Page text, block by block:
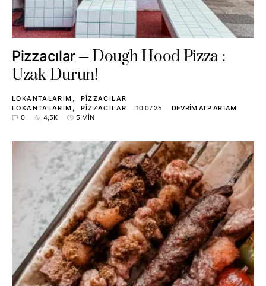
Pizzacılar
Dough Hood Pizza :
Uzak Durun!
LOKANTALARIM
PIZZACILAR
LOKANTALARIM
PIZZACILAR 10.07.25
DEVRIM ALP ARTAM
0
4,5K 5 MIN